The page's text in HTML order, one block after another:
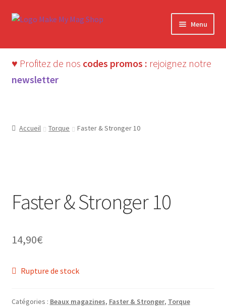
Aller
Aller
Menu
♥ Profitez de nos codes promos : rejoignez notre
newsletter
Accueil Torque Faster & Stronger 10
Faster & Stronger 10
14,90€
Rupture de stock
Catégories : Beaux magazines, Faster & Stronger, Torque